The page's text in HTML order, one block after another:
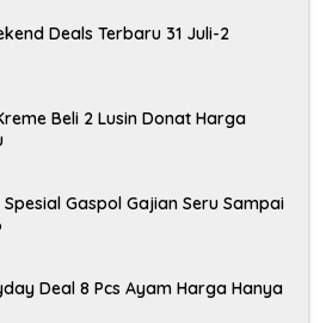
Deals Terbaru 31 Juli-2
Beli 2 Lusin Donat Harga
Gaspol Gajian Seru Sampai
Deal 8 Pcs Ayam Harga Hanya